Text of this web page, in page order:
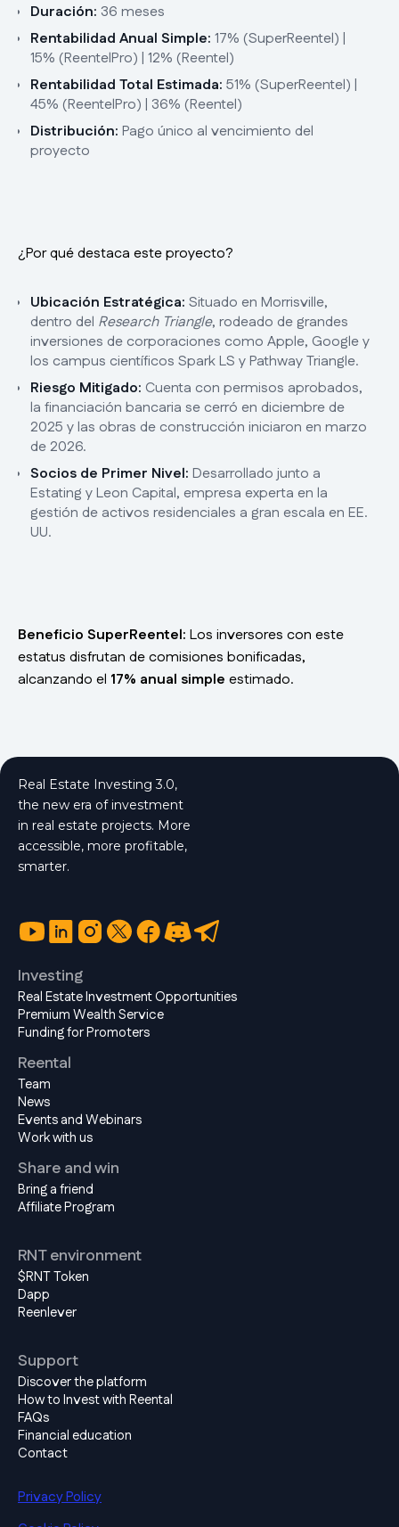
Duración: 36 meses
Rentabilidad Anual Simple: 17% (SuperReentel) |
15% (ReentelPro) | 12% (Reentel)
Rentabilidad Total Estimada: 51% (SuperReentel) |
45% (ReentelPro) | 36% (Reentel)
Distribución: Pago único al vencimiento del
proyecto
¿Por qué destaca este proyecto?
Ubicación Estratégica: Situado en Morrisville,
dentro del Research Triangle, rodeado de grandes
inversiones de corporaciones como Apple, Google y
los campus científicos Spark LS y Pathway Triangle.
Riesgo Mitigado: Cuenta con permisos aprobados,
la financiación bancaria se cerró en diciembre de
2025 y las obras de construcción iniciaron en marzo
de 2026.
Socios de Primer Nivel: Desarrollado junto a
Estating y Leon Capital, empresa experta en la
gestión de activos residenciales a gran escala en EE.
UU.
Beneficio SuperReentel: Los inversores con este
estatus disfrutan de comisiones bonificadas,
alcanzando el 17% anual simple estimado.
Real Estate Investing 3.0,
the new era of investment
in real estate projects. More
accessible, more profitable,
smarter.
Investing
Real Estate Investment Opportunities
Premium Wealth Service
Funding for Promoters
Reental
Team
News
Events and Webinars
Work with us
Share and win
Bring a friend
Affiliate Program
RNT environment
$RNT Token
Dapp
Reenlever
Support
Discover the platform
How to Invest with Reental
FAQs
Financial education
Contact
Privacy Policy